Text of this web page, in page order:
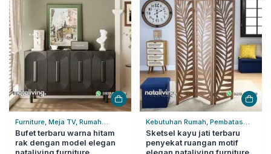
Furniture, Meja TV, Rumah
Tangga
Bufet terbaru warna hitam
rak dengan model elegan
Kebutuhan Rumah, Pembatas
Ruangan, Rumah Tangga
Sketsel kayu jati terbaru
penyekat ruangan motif